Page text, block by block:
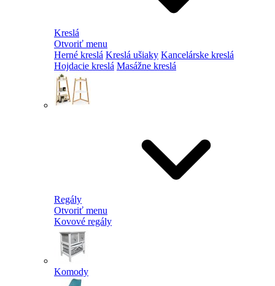
Kreslá
Otvoriť menu
Herné kreslá Kreslá ušiaky Kancelárske kreslá
Hojdacie kreslá Masážne kreslá
Regály
Otvoriť menu
Kovové regály
Komody